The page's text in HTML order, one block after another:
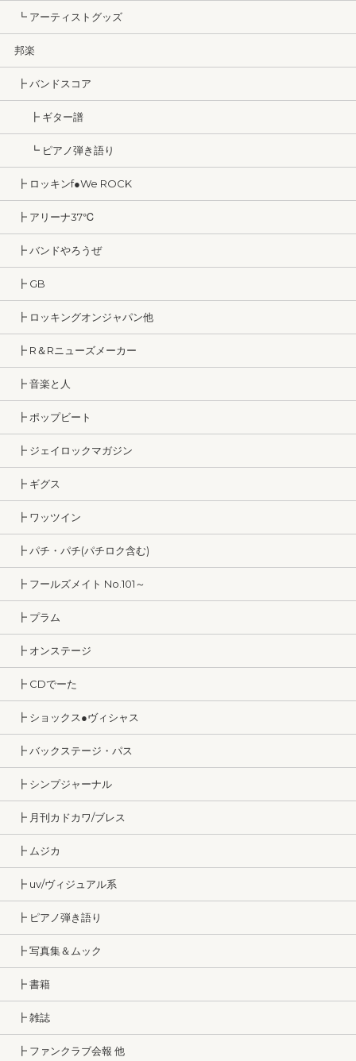
┗ アーティストグッズ
邦楽
┣ バンドスコア
┣ ギター譜
┗ ピアノ弾き語り
┣ ロッキンf●We ROCK
┣ アリーナ37℃
┣ バンドやろうぜ
┣ GB
┣ ロッキングオンジャパン他
┣ R＆Rニューズメーカー
┣ 音楽と人
┣ ポップビート
┣ ジェイロックマガジン
┣ ギグス
┣ ワッツイン
┣ パチ・パチ(パチロク含む)
┣ フールズメイト No.101～
┣ プラム
┣ オンステージ
┣ CDでーた
┣ ショックス●ヴィシャス
┣ バックステージ・パス
┣ シンプジャーナル
┣ 月刊カドカワ/ブレス
┣ ムジカ
┣ uv/ヴィジュアル系
┣ ピアノ弾き語り
┣ 写真集＆ムック
┣ 書籍
┣ 雑誌
┣ ファンクラブ会報 他